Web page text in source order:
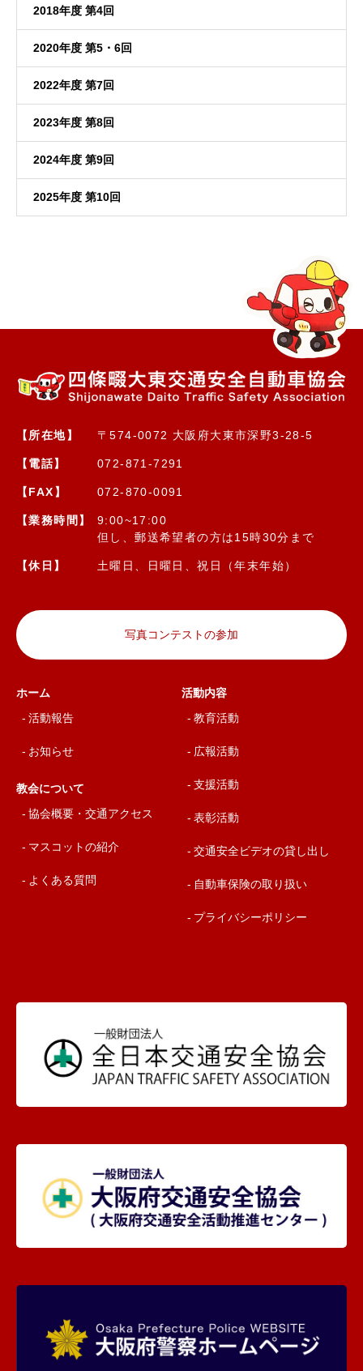
2018年度 第4回
2020年度 第5・6回
2022年度 第7回
2023年度 第8回
2024年度 第9回
2025年度 第10回
【所在地】 〒574-0072 大阪府大東市深野3-28-5
【電話】 072-871-7291
【FAX】 072-870-0091
【業務時間】
9:00~17:00
但し、郵送希望者の方は15時30分まで
【休日】 土曜日、日曜日、祝日（年末年始）
写真コンテストの参加
ホーム
活動報告
お知らせ
教会について
協会概要・交通アクセス
マスコットの紹介
よくある質問
活動内容
教育活動
広報活動
支援活動
表彰活動
交通安全ビデオの貸し出し
自動車保険の取り扱い
プライバシーポリシー